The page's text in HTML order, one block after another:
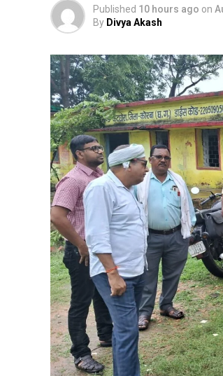
Published 10 hours ago on
By Divya Akash